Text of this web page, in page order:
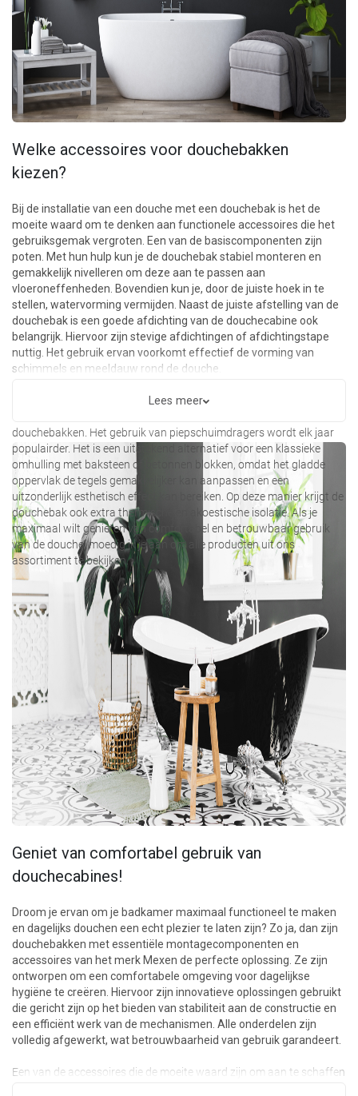
Welke accessoires voor douchebakken
kiezen?
Bij de installatie van een douche met een douchebak is het de
moeite waard om te denken aan functionele accessoires die het
gebruiksgemak vergroten. Een van de basiscomponenten zijn
poten. Met hun hulp kun je de douchebak stabiel monteren en
gemakkelijk nivelleren om deze aan te passen aan
vloeroneffenheden. Bovendien kun je, door de juiste hoek in te
stellen, watervorming vermijden. Naast de juiste afstelling van de
douchebak is een goede afdichting van de douchecabine ook
belangrijk. Hiervoor zijn stevige afdichtingen of afdichtingstape
nuttig. Het gebruik ervan voorkomt effectief de vorming van
schimmels en meeldauw rond de douche.
Om een functionele douchecabine te monteren, is het de moeite
douchebakken. Het gebruik van piepschuimdragers wordt elk jaar
populairder. Het is een uitstekend alternatief voor een klassieke
omhulling met baksteen of betonnen blokken, omdat het gladde
oppervlak de tegels gemakkelijker kan aanpassen en een
uitzonderlijk esthetisch effect kan bereiken. Op deze manier krijgt de
douchebak ook extra thermische en akoestische isolatie. Als je
maximaal wilt genieten van comfortabel en betrouwbaar gebruik
van de douche, moedig ik je aan om alle producten uit ons
assortiment te bekijken.
Lees meer
Geniet van comfortabel gebruik van
douchecabines!
Droom je ervan om je badkamer maximaal functioneel te maken
en dagelijks douchen een echt plezier te laten zijn? Zo ja, dan zijn
douchebakken met essentiële montagecomponenten en
accessoires van het merk Mexen de perfecte oplossing. Ze zijn
ontworpen om een comfortabele omgeving voor dagelijkse
hygiëne te creëren. Hiervoor zijn innovatieve oplossingen gebruikt
die gericht zijn op het bieden van stabiliteit aan de constructie en
een efficiënt werk van de mechanismen. Alle onderdelen zijn
volledig afgewerkt, wat betrouwbaarheid van gebruik garandeert.
Een van de accessoires die de moeite waard zijn om aan te schaffen